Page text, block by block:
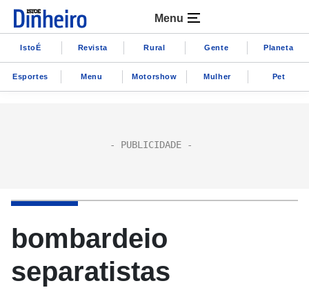
Menu
IstoÉ Revista Rural Gente Planeta
Esportes Menu Motorshow Mulher Pet
bombardeio
separatistas